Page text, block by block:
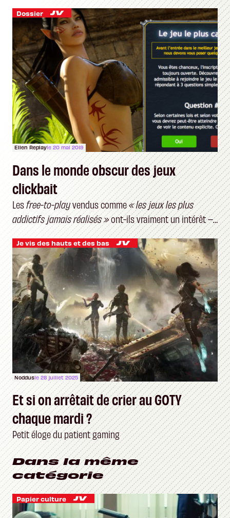
Dossier
Ellen Replayle 20 mai 2019
Dans le monde obscur des jeux
clickbait
Lesfree-to-playvendus comme« les jeux les plus
addictifs jamais réalisés »ont-ils vraiment un intérêt –
Je vis des hauts et des bas
Noddusle 28 juillet 2025
Et si on arrêtait de crier au GOTY
chaque mardi ?
Petit éloge du patient gaming
Dans la même
catégorie
Papier culture